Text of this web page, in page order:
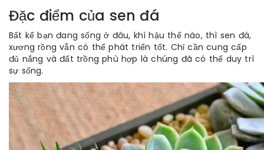
Đặc điểm của sen đá
Bất kể bạn đang sống ở đâu, khí hậu thế nào, thì sen đá,
xương rồng vẫn có thể phát triển tốt. Chỉ cần cung cấp
đủ nắng và đất trồng phù hợp là chúng đã có thể duy trì
sự sống.